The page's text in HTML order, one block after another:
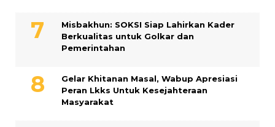
Misbakhun: SOKSI Siap Lahirkan Kader
Berkualitas untuk Golkar dan
Pemerintahan
Gelar Khitanan Masal, Wabup Apresiasi
Peran Lkks Untuk Kesejahteraan
Masyarakat